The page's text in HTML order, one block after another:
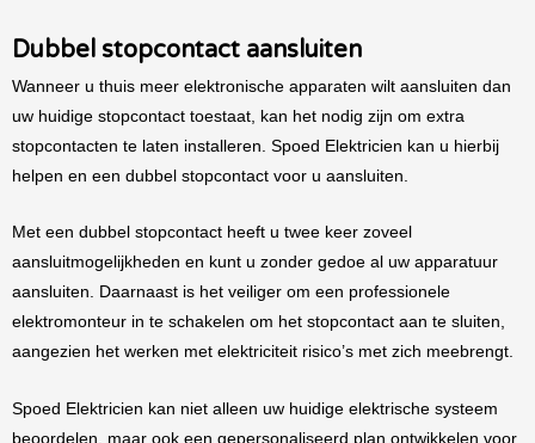
Dubbel stopcontact aansluiten
Wanneer u thuis meer elektronische apparaten wilt aansluiten dan
uw huidige stopcontact toestaat, kan het nodig zijn om extra
stopcontacten te laten installeren. Spoed Elektricien kan u hierbij
helpen en een dubbel stopcontact voor u aansluiten.
Met een dubbel stopcontact heeft u twee keer zoveel
aansluitmogelijkheden en kunt u zonder gedoe al uw apparatuur
aansluiten. Daarnaast is het veiliger om een professionele
elektromonteur in te schakelen om het stopcontact aan te sluiten,
aangezien het werken met elektriciteit risico’s met zich meebrengt.
Spoed Elektricien kan niet alleen uw huidige elektrische systeem
beoordelen, maar ook een gepersonaliseerd plan ontwikkelen voor